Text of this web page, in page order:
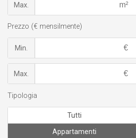
Max.
Prezzo (€ mensilmente)
Min.
Max.
Tipologia
Tutti
Appartamenti